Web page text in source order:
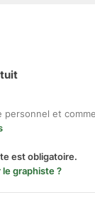
personnel et
est obligatoire.
graphiste ?